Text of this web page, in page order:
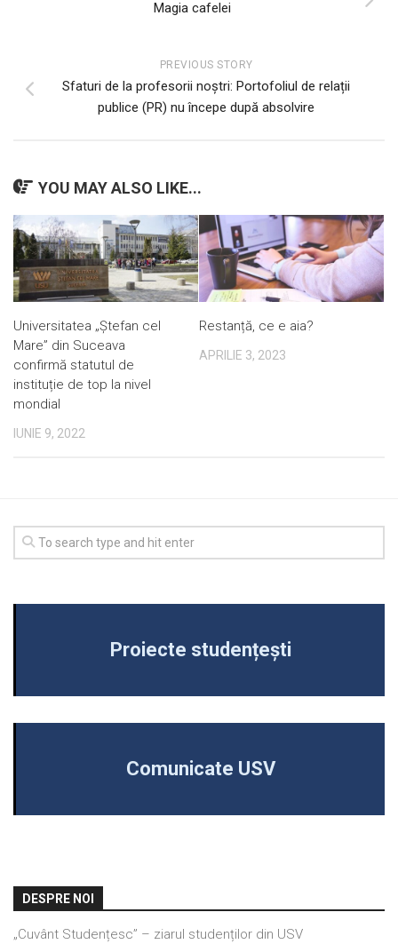
Magia cafelei
PREVIOUS STORY
Sfaturi de la profesorii noștri: Portofoliul de relații
publice (PR) nu începe după absolvire
YOU MAY ALSO LIKE...
Universitatea „Ștefan cel
Mare” din Suceava
confirmă statutul de
instituție de top la nivel
mondial
IUNIE 9, 2022
Restanță, ce e aia?
APRILIE 3, 2023
Proiecte studențești
Comunicate USV
DESPRE NOI
„Cuvânt Studențesc” – ziarul studenților din USV